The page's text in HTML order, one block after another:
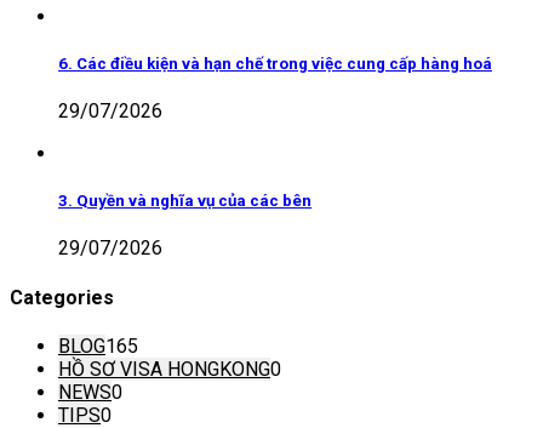
6. Các điều kiện và hạn chế trong việc cung cấp hàng hoá
29/07/2026
3. Quyền và nghĩa vụ của các bên
29/07/2026
Categories
BLOG165
HỒ SƠ VISA HONGKONG0
NEWS0
TIPS0